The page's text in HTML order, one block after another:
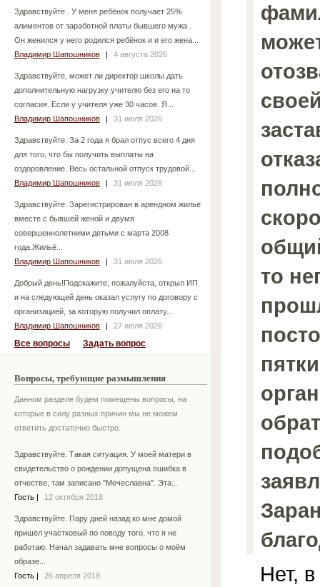
Здравствуйте . У меня ребёнок получает 25%
алиментов от заработной платы бывшего мужа .
Он женился у него родился ребёнок и и его жена...
Владимир Шапошников
| 4 августа 2026
Здравствуйте, может ли директор школы дать
дополнительную нагрузку учителю без его на то
согласия. Если у учителя уже 30 часов. Я...
Владимир Шапошников
| 31 июля 2026
Здравствуйте. За 2 года я брал отпус всего 4 дня
для того, что бы получить выплаты на
оздоровление. Весь остальной отпуск трудовой...
Владимир Шапошников
| 31 июля 2026
Здравствуйте. Зарегистрирован в арендном жилье
вместе с бывшей женой и двумя
совершеннолетними детьми с марта 2008
года.Жильё...
Владимир Шапошников
| 31 июля 2026
Добрый день!Подскажите, пожалуйста, открыл ИП
и на следующей день оказал услугу по договору с
организацией, за которую получил оплату...
Владимир Шапошников
| 27 июля 2026
Все вопросы Задать вопрос
Вопросы, требующие размышления
Данном разделе будем помещены вопросы, на
которые в силу разных причин мы не можем
ответить достаточно быстро.
Здравствуйте. Такая ситуация. У моей матери в
свидетельство о рождении допущена ошибка в
отчестве, там записано "Мечеславна". Эта...
Гость
12 октября 2018
Здравствуйте. Пару дней назад ко мне домой
пришёл участковый по поводу того, что я не
работаю. Начал задавать мне вопросы о моём
образе...
Гость
26 апреля 2018
то
Нет, в